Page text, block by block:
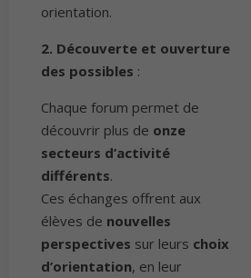
orientation.
2. Découverte et ouverture
des possibles :
Chaque forum permet de
découvrir plus de onze
secteurs d’activité
différents.
Ces échanges offrent aux
élèves de nouvelles
perspectives sur leurs choix
d’orientation, en leur